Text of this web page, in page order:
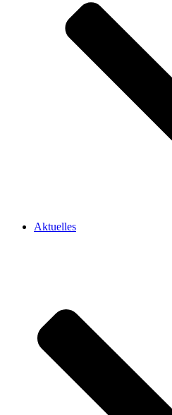
Aktuelles